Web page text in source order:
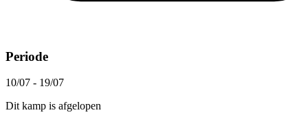
Periode
10/07 - 19/07
Dit kamp is afgelopen